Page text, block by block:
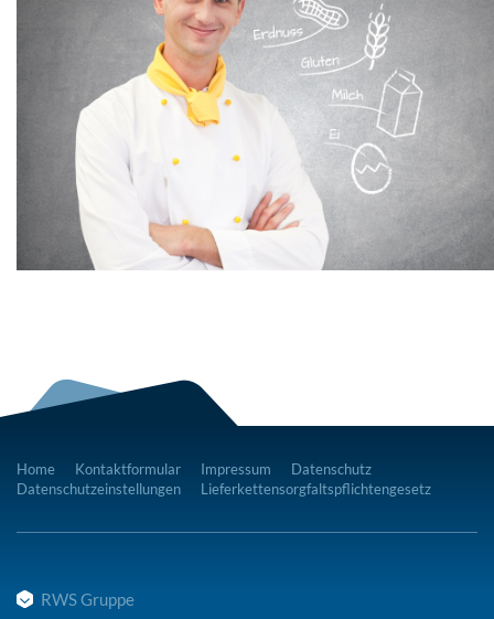
Home Kontaktformular Impressum
Datenschutz
Datenschutzeinstellungen
Lieferkettensorgfaltspflichtengesetz
RWS Gruppe